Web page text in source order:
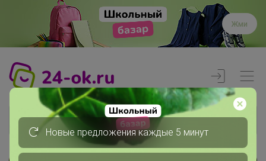
Жми
Новые предложения каждые 5 минут